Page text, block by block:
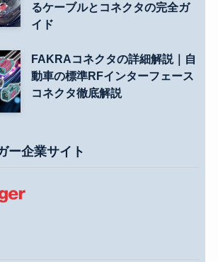
るケーブルとコネクタの完全ガ
イド
FAKRAコネクタの詳細解説｜自
動車の標準RFインターフェース
コネクタ徹底解説
ー企業サイト